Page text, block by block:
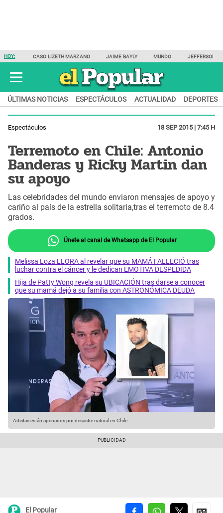
HOY: CASO LIZETH MARZANO JAIME BAYLY MUNDO JEFFERSON
ÚLTIMAS NOTICIAS ESPECTÁCULOS ACTUALIDAD DEPORTES
Espectáculos 18 SEP 2015 | 7:45 H
Terremoto en Chile: Antonio
Banderas y Ricky Martin dan
su apoyo
Las celebridades del mundo enviaron mensajes de apoyo y
cariño al país de la estrella solitaria,tras el terremoto de 8.4
grados.
Únete al canal de Whatsapp de El Popular
Melissa Loza LLORA al revelar que su MAMÁ FALLECIÓ tras
luchar contra el cáncer y le dedican EMOTIVA DESPEDIDA
Hija de Patty Wong revela su UBICACIÓN tras darse a conocer
que su mamá dejó a su familia con ASTRONÓMICA DEUDA
Artistas están apenados por desastre natural en Chile.
El Popular